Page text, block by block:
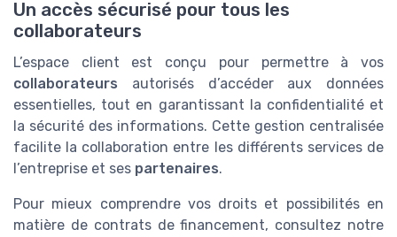
Un accès sécurisé pour tous les
collaborateurs
L’espace client est conçu pour permettre à vos
collaborateurs autorisés d’accéder aux données
essentielles, tout en garantissant la confidentialité et
la sécurité des informations. Cette gestion centralisée
facilite la collaboration entre les différents services de
l’entreprise et ses partenaires.
Pour mieux comprendre vos droits et possibilités en
matière de contrats de financement, consultez notre